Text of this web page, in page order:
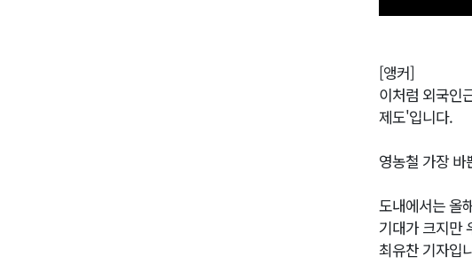
[앵커]
이처럼 외국인
제도'입니다.
영농철 가장
도내에서는 올
기대가 크지만
최유찬 기자입